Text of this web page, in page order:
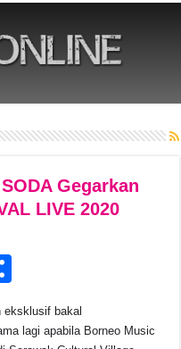
Gegarkan
LIVE 2020
ar
eksklusif bakal
lagi apabila Borneo Music